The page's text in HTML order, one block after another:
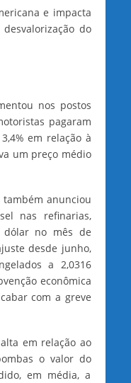
e impacta
do
nos postos
pagaram
em relação à
um preço médio
também anunciou
nas refinarias,
no mês de
desde junho,
a 2,0316
econômica
com a greve
em relação ao
o valor do
em média, a